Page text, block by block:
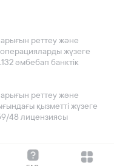
реттеу және
операцияларды жүзеге
әмбебап банктік
реттеу және
қызметті жүзеге
48 лицензиясы